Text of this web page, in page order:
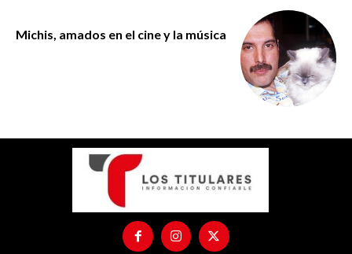
Michis, amados en el cine y la música